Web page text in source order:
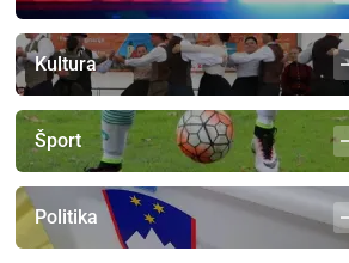
Kultura
Šport
Politika